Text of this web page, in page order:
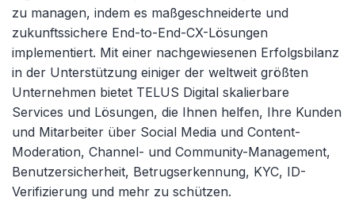
zu managen, indem es maßgeschneiderte und
zukunftssichere End-to-End-CX-Lösungen
implementiert. Mit einer nachgewiesenen Erfolgsbilanz
in der Unterstützung einiger der weltweit größten
Unternehmen bietet TELUS Digital skalierbare
Services und Lösungen, die Ihnen helfen, Ihre Kunden
und Mitarbeiter über Social Media und Content-
Moderation, Channel- und Community-Management,
Benutzersicherheit, Betrugserkennung, KYC, ID-
Verifizierung und mehr zu schützen.